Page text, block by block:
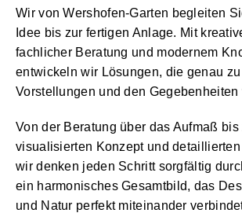
Wir vonWershofen-Garten begleiten
Idee bis zur fertigen Anlage. Mit
fachlicher Beratung und modernem
entwickeln wir Lösungen, die genau zu
Vorstellungen und den Gegebenheiten
Von der Beratung über das Aufmaß bis
visualisierten Konzept und
wir denken jeden Schritt sorgfältig
ein harmonisches Gesamtbild, das
und Natur perfekt miteinander